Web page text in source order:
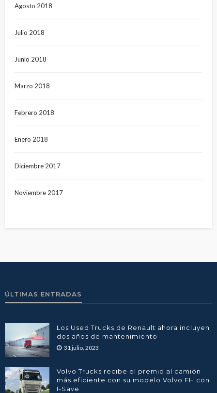
Agosto 2018
Julio 2018
Junio 2018
Marzo 2018
Febrero 2018
Enero 2018
Diciembre 2017
Noviembre 2017
ÚLTIMAS ENTRADAS
Los Used Trucks de Renault ahora incluyen
dos años de mantenimiento
31 julio, 2023
Volvo Trucks recibe el premio al camión
más eficiente con su modelo Volvo FH con
I-Save